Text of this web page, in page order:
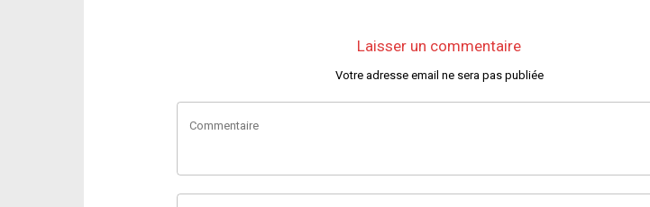
Laisser un commentaire
Votre adresse email ne sera pas publiée
Commentaire